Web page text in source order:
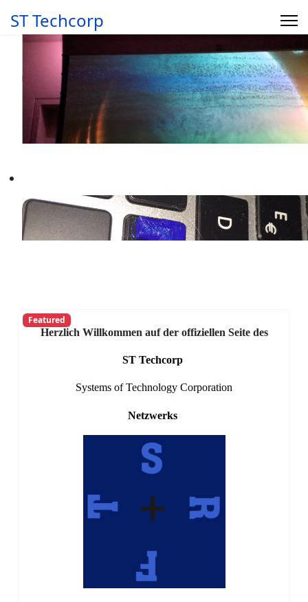
ST Techcorp
3D
AKZENTE SETZEN
Featured
Herzlich Willkommen auf der offiziellen Seite des
ST Techcorp
Systems of Technology Corporation
Netzwerks